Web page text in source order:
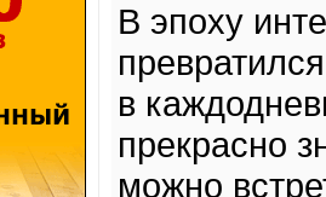
В эпоху
в
прекрасно
можно